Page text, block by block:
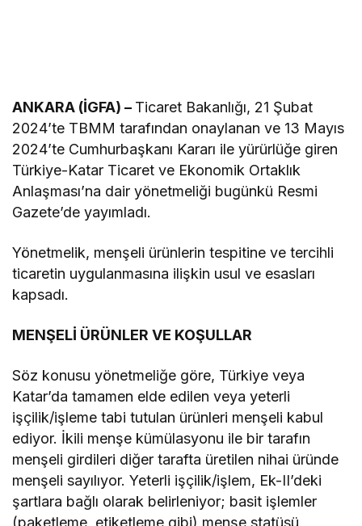
ANKARA (İGFA) – Ticaret Bakanlığı, 21 Şubat
2024’te TBMM tarafından onaylanan ve 13 Mayıs
2024’te Cumhurbaşkanı Kararı ile yürürlüğe giren
Türkiye-Katar Ticaret ve Ekonomik Ortaklık
Anlaşması’na dair yönetmeliği bugünkü Resmi
Gazete’de yayımladı.
Yönetmelik, menşeli ürünlerin tespitine ve tercihli
ticaretin uygulanmasına ilişkin usul ve esasları
kapsadı.
MENŞELİ ÜRÜNLER VE KOŞULLAR
Söz konusu yönetmeliğe göre, Türkiye veya
Katar’da tamamen elde edilen veya yeterli
işçilik/işleme tabi tutulan ürünleri menşeli kabul
ediyor. İkili menşe kümülasyonu ile bir tarafın
menşeli girdileri diğer tarafta üretilen nihai üründe
menşeli sayılıyor. Yeterli işçilik/işlem, Ek-II’deki
şartlara bağlı olarak belirleniyor; basit işlemler
(paketleme, etiketleme gibi) menşe statüsü